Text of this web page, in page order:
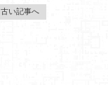
古い記事へ